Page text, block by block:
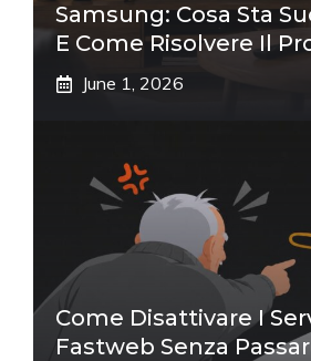
Samsung: Cosa Sta
E Come Risolvere Il
June 1, 2026
Come Disattivare I
Fastweb Senza